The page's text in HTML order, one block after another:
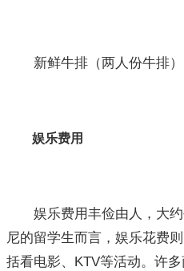
新鲜牛排（两人份牛排）
娱乐费用
娱乐费用丰俭由人，大约
尼的留学生而言，娱乐花费
括看电影、KTV等活动。许